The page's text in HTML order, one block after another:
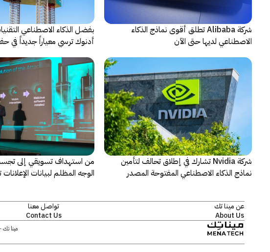
شركة Alibaba تطلق أقوى نماذج الذكاء
الاصطناعي لديها حتى الآن
بفضل الذكاء الاصطناعي
أدنوك ترسي معياراً جديداً في
شركة Nvidia تشارك في إطلاق تحالف لتأمين
نماذج الذكاء الاصطناعي المفتوحة المصدر
من استهداف تسويقي إلى
الوجه المظلم لبيانات
عن مينا تك
About Us
تواصل معنا
Contact Us
مينا تك